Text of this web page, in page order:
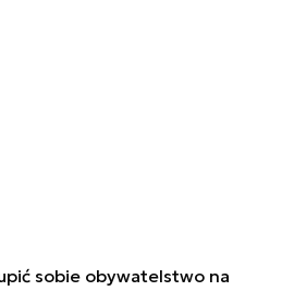
sobie obywatelstwo na